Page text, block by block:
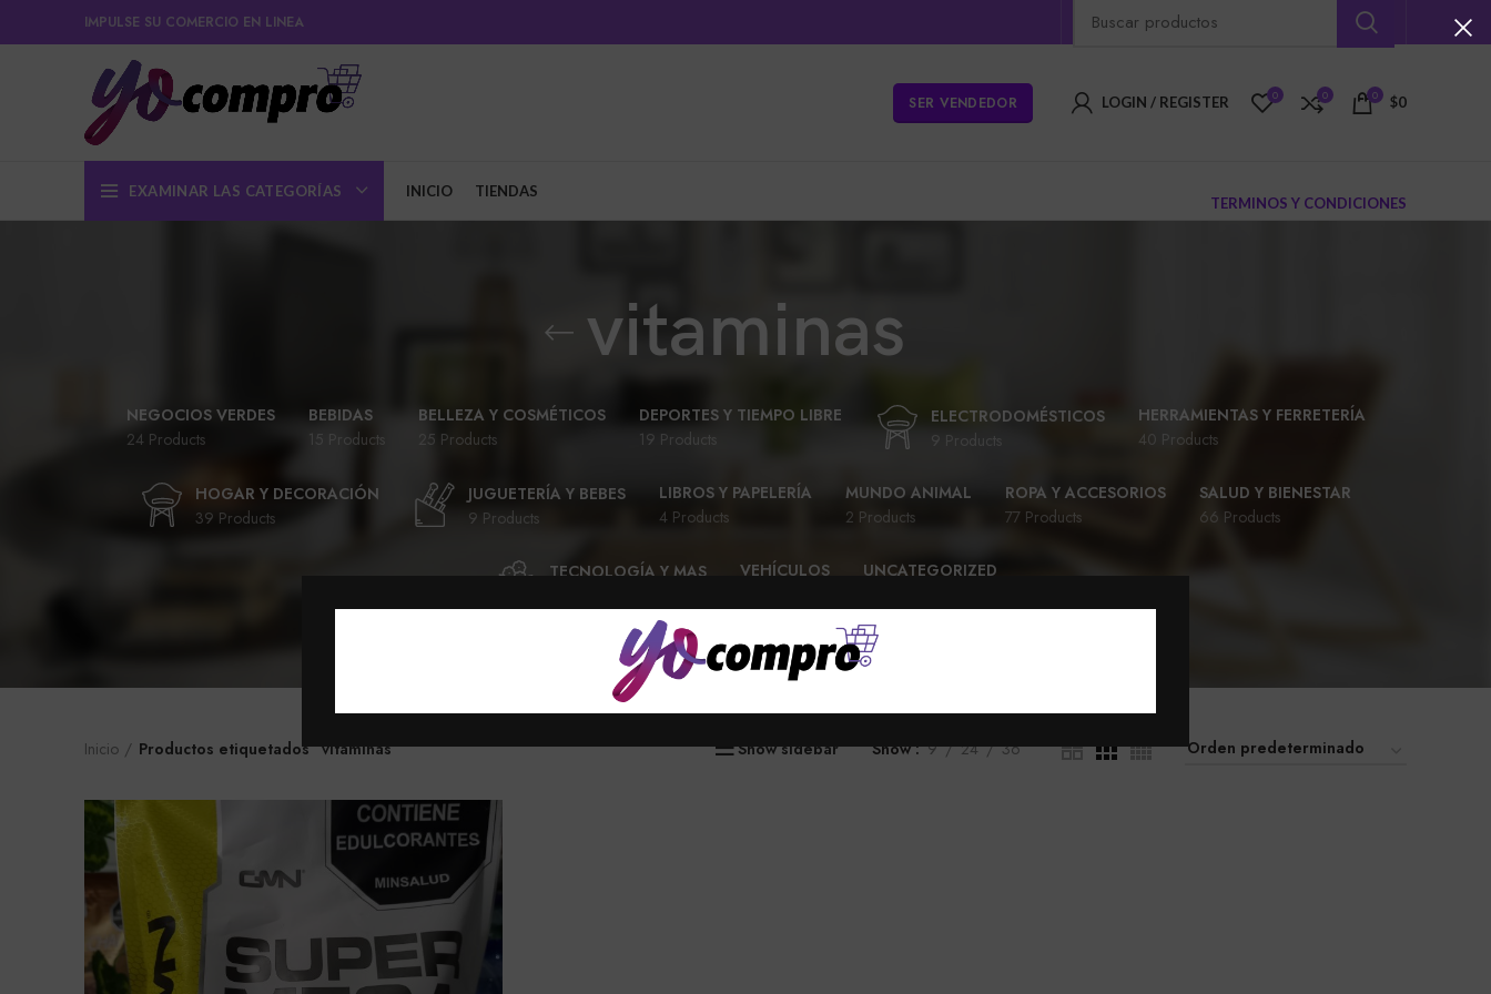
IMPULSE SU COMERCIO EN LINEA
SER VENDEDOR LOGIN / REGISTER 0 0 0 $0
EXAMINAR LAS CATEGORÍAS INICIO TIENDAS
TERMINOS Y CONDICIONES
vitaminas
NEGOCIOS VERDES
24 Products
BEBIDAS
15 Products
BELLEZA Y COSMÉTICOS
25 Products
DEPORTES Y TIEMPO LIBRE
19 Products
ELECTRODOMÉSTICOS
9 Products
HERRAMIENTAS Y FERRETERÍA
40 Products
HOGAR Y DECORACIÓN
39 Products
JUGUETERÍA Y BEBES
9 Products
LIBROS Y PAPELERÍA
4 Products
MUNDO ANIMAL
2 Products
ROPA Y ACCESORIOS
77 Products
SALUD Y BIENESTAR
66 Products
TECNOLOGÍA Y MAS
VEHÍCULOS
UNCATEGORIZED
Inicio Productos etiquetados “vitaminas” Show sidebar Show 9 24 36